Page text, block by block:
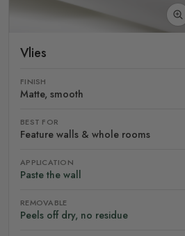
Vlies
FINISH
Matte, smooth
BEST FOR
Feature walls & whole rooms
APPLICATION
Paste the wall
REMOVABLE
Peels off dry, no residue